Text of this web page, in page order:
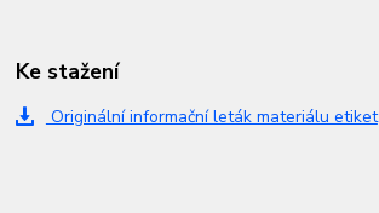
Ke stažení
Originální informační leták materiálu etiket